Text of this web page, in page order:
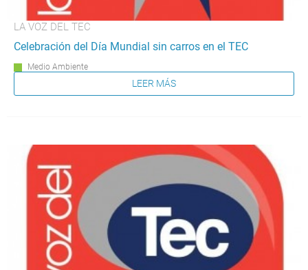
LA VOZ DEL TEC
Celebración del Día Mundial sin carros en el TEC
Medio Ambiente
LEER MÁS